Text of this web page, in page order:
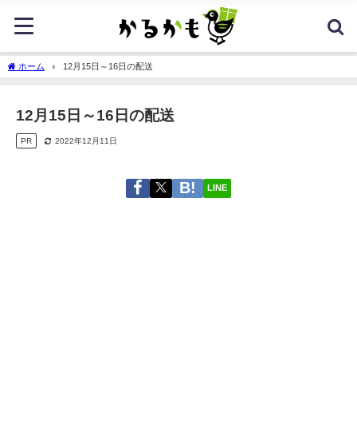
ホーム 12月15日～16日の配送
12月15日～16日の配送
PR 2022年12月11日
LINE